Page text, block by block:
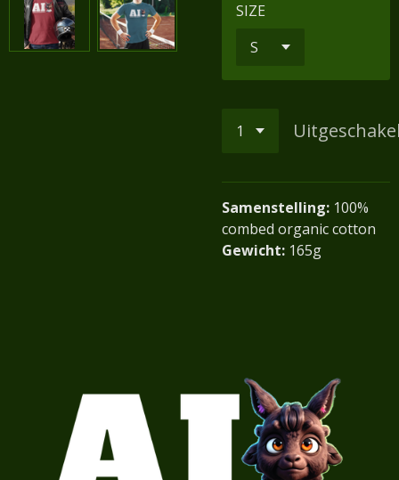
SIZE
Samenstelling: 100%
combed organic cotton
Gewicht: 165g